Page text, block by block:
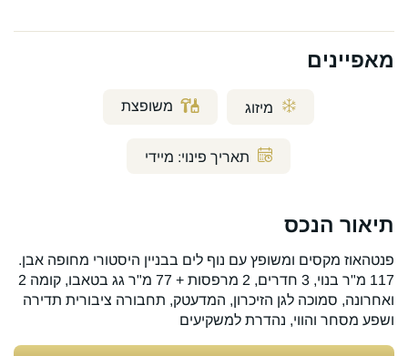
מאפיינים
מיזוג משופצת
תאריך פינוי: מיידי
תיאור הנכס
פנטהאוז מקסים ומשופץ עם נוף לים בבניין היסטורי מחופה אבן.
117 מ"ר בנוי, 3 חדרים, 2 מרפסות + 77 מ"ר גג בטאבו, קומה 2
ואחרונה, סמוכה לגן הזיכרון, המדעטק, תחבורה ציבורית תדירה
ושפע מסחר והווי, נהדרת למשקיעים